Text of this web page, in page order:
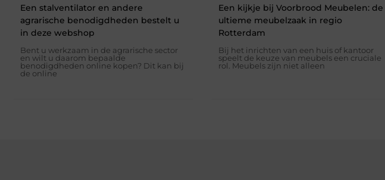
Een stalventilator en andere
agrarische benodigdheden bestelt u
in deze webshop
Bent u werkzaam in de agrarische sector
en wilt u daarom bepaalde
benodigdheden online kopen? Dit kan bij
de online
Een kijkje bij Voorbrood Meubelen: de
ultieme meubelzaak in regio
Rotterdam
Bij het inrichten van een huis of kantoor
speelt de keuze van meubels een cruciale
rol. Meubels zijn niet alleen